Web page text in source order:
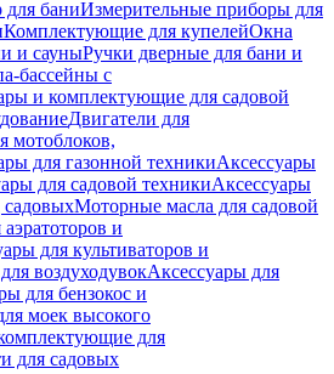
баниИзмерительные приборы для
Комплектующие для купелейОкна
и сауныРучки дверные для бани и
бассейны с
и комплектующие для садовой
Двигатели для
мотоблоков,
для газонной техникиАксессуары
для садовой техникиАксессуары
садовыхМоторные масла для садовой
и
для культиваторов и
воздуходувокАксессуары для
для бензокос и
моек высокого
для
для садовых